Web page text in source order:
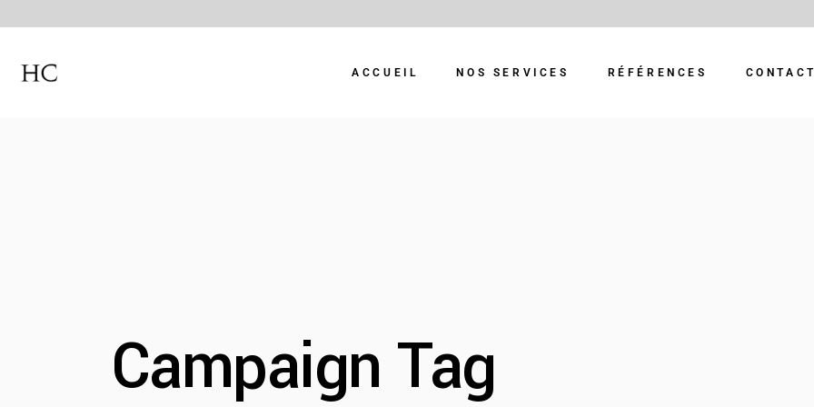
ACCUEIL NOS SERVICES RÉFÉRENCES
Campaign Tag